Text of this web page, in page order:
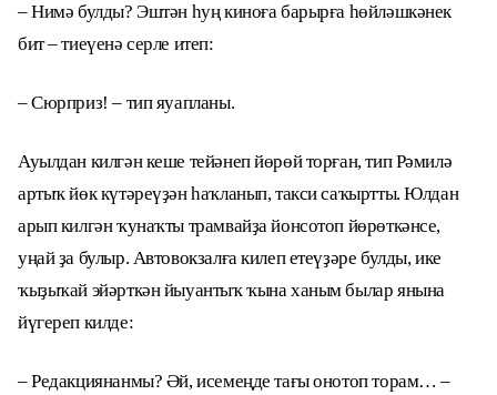
– Нимә булды? Эштән һуң киноға барырға һөйләшкәнек
бит – тиеүенә серле итеп:
– Сюрприз! – тип яуапланы.
Ауылдан килгән кеше тейәнеп йөрөй торған, тип Рәмилә
артыҡ йөк күтәреүҙән һаҡланып, такси саҡыртты. Юлдан
арып килгән ҡунаҡты трамвайҙа йонсотоп йөрөткәнсе,
уңай ҙа булыр. Автовокзалға килеп етеүҙәре булды, ике
ҡыҙыҡай эйәрткән йыуантыҡ ҡына ханым былар янына
йүгереп килде:
– Редакциянанмы? Әй, исемеңде тағы онотоп торам… –